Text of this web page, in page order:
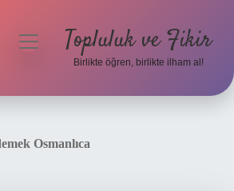
menüyüTopluluk ve Fikir
Birlikte öğren, birlikte ilham al!
Osmanlıca